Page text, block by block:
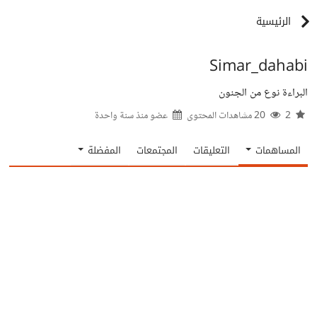
الرئيسية
Simar_dahabi
البراءة نوع من الجنون
عضو منذسنة واحدة
المساهمات التعليقات المجتمعات المفضلة